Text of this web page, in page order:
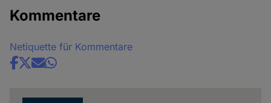
Kommentare
Netiquette für Kommentare
Share